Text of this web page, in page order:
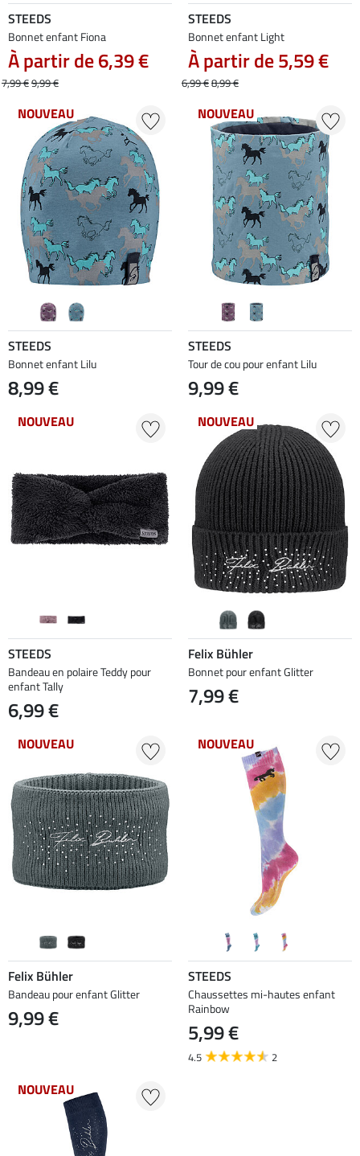
STEEDS
Bonnet enfant Fiona
À partir de 6,39 €
7,99 €9,99 €
STEEDS
Bonnet enfant Light
À partir de 5,59 €
6,99 €8,99 €
NOUVEAU
STEEDS
Bonnet enfant Lilu
8,99 €
NOUVEAU
STEEDS
Tour de cou pour enfant Lilu
9,99 €
NOUVEAU
STEEDS
Bandeau en polaire Teddy pour
enfant Tally
6,99 €
NOUVEAU
Felix Bühler
Bonnet pour enfant Glitter
7,99 €
NOUVEAU
Felix Bühler
Bandeau pour enfant Glitter
9,99 €
NOUVEAU
STEEDS
Chaussettes mi-hautes enfant
Rainbow
5,99 €
4.5 2
NOUVEAU